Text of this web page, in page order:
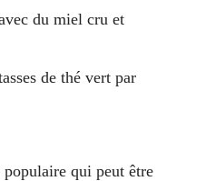
du miel cru et
de thé vert par
qui peut être